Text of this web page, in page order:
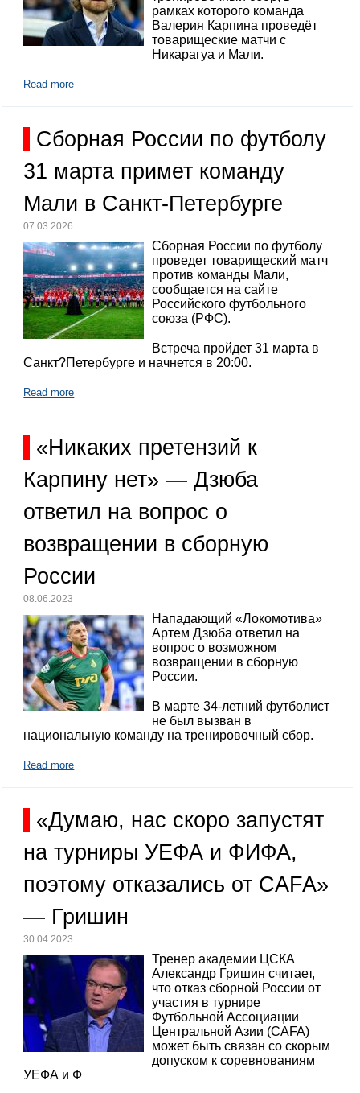
рамках которого команда
Валерия Карпина проведёт
товарищеские матчи с
Никарагуа и Мали.
Read more
Сборная России по футболу
31 марта примет команду
Мали в Санкт-Петербурге
07.03.2026
Сборная России по футболу
проведет товарищеский матч
против команды Мали,
сообщается на сайте
Российского футбольного
союза (РФС).
Встреча пройдет 31 марта в
Санкт?Петербурге и начнется в 20:00.
Read more
«Никаких претензий к
Карпину нет» — Дзюба
ответил на вопрос о
возвращении в сборную
России
08.06.2023
Нападающий «Локомотива»
Артем Дзюба ответил на
вопрос о возможном
возвращении в сборную
России.
В марте 34-летний футболист
не был вызван в
национальную команду на тренировочный сбор.
Read more
«Думаю, нас скоро запустят
на турниры УЕФА и ФИФА,
поэтому отказались от CAFA»
— Гришин
30.04.2023
Тренер академии ЦСКА
Александр Гришин считает,
что отказ сборной России от
участия в турнире
Футбольной Ассоциации
Центральной Азии (CAFA)
может быть связан со скорым
допуском к соревнованиям
УЕФА и Ф